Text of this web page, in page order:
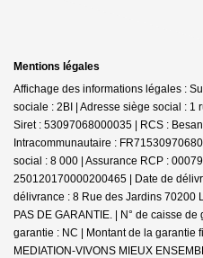
Mentions légales
Affichage des informations légales :
sociale : 2BI | Adresse siège social : 1
Siret : 53097068000035 | RCS :
Intracommunautaire :
social : 8 000 | Assurance RCP :
250120170000200465 | Date de
délivrance : 8 Rue des Jardins 70200
PAS DE GARANTIE. | N° de caisse
garantie : NC | Montant de la garantie
MEDIATION-VIVONS MIEUX